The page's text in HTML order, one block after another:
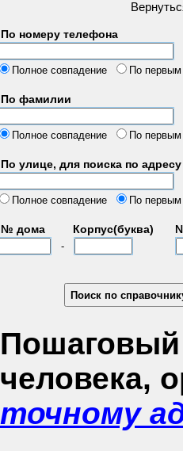
По номеру телефона
Полное совпадение
По
По фамилии
Полное совпадение По
По улице, для поиска по адресу
Полное совпадение
По
№ дома Корпус(буква)
-
Пошаговый
человека,
точному